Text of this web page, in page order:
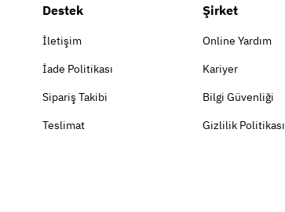
Destek
İletişim
İade Politikası
Sipariş Takibi
Teslimat
Şirket
Online Yardım
Kariyer
Bilgi Güvenliği
Gizlilik Politikası